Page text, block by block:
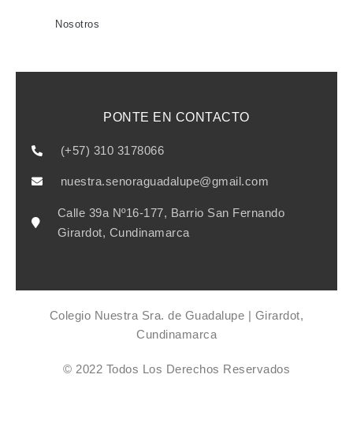
Nosotros
PONTE EN CONTACTO
(+57) 310 3178066
nuestra.senoraguadalupe@gmail.com
Calle 39a Nº16-177, Barrio San Fernando
Girardot, Cundinamarca
Colegio Nuestra Sra. de Guadalupe | Girardot,
Cundinamarca
© 2022 Todos Los Derechos Reservados